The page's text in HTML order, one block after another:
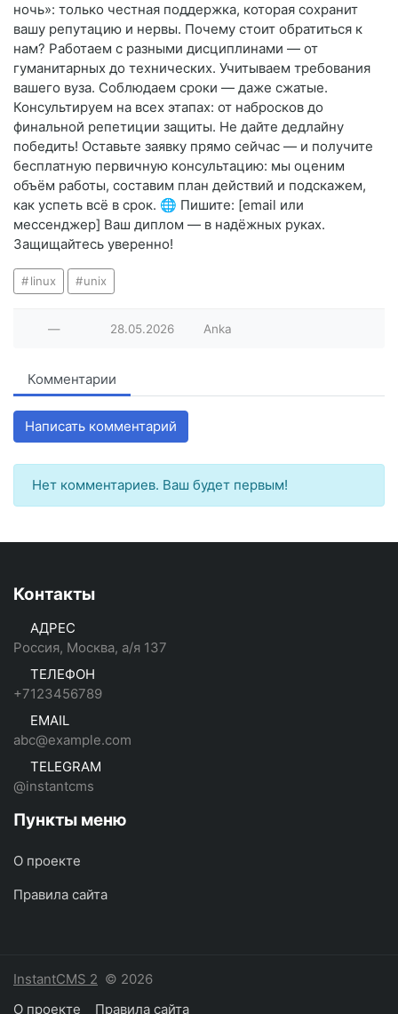
ночь»: только честная поддержка, которая сохранит
вашу репутацию и нервы. Почему стоит обратиться к
нам? Работаем с разными дисциплинами — от
гуманитарных до технических. Учитываем требования
вашего вуза. Соблюдаем сроки — даже сжатые.
Консультируем на всех этапах: от набросков до
финальной репетиции защиты. Не дайте дедлайну
победить! Оставьте заявку прямо сейчас — и получите
бесплатную первичную консультацию: мы оценим
объём работы, составим план действий и подскажем,
как успеть всё в срок. 🌐 Пишите: [email или
мессенджер] Ваш диплом — в надёжных руках.
Защищайтесь уверенно!
linux unix
— 28.05.2026 Anka
Комментарии
Написать комментарий
Нет комментариев. Ваш будет первым!
Контакты
АДРЕС
Россия, Москва, а/я 137
ТЕЛЕФОН
+7123456789
EMAIL
abc@example.com
TELEGRAM
@instantcms
Пункты меню
О проекте
Правила сайта
InstantCMS 2 © 2026
О проекте
Правила сайта